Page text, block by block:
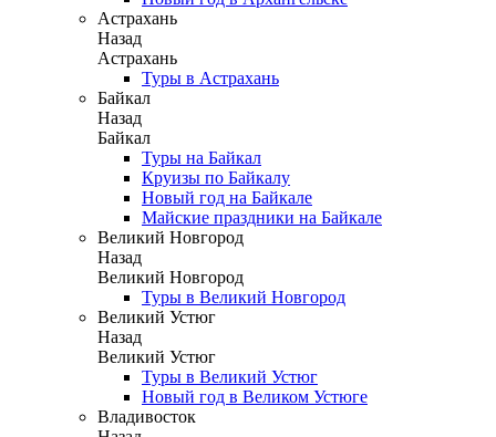
Астрахань
Назад
Астрахань
Туры в Астрахань
Байкал
Назад
Байкал
Туры на Байкал
Круизы по Байкалу
Новый год на Байкале
Майские праздники на Байкале
Великий Новгород
Назад
Великий Новгород
Туры в Великий Новгород
Великий Устюг
Назад
Великий Устюг
Туры в Великий Устюг
Новый год в Великом Устюге
Владивосток